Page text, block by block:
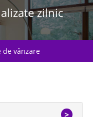
zilnic
de vânzare
>